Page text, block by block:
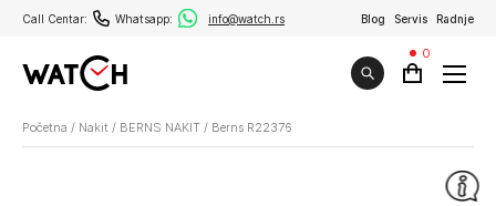
Call Centar: Whatsapp: info@watch.rs Blog Servis Radnje
0
Početna / Nakit / BERNS NAKIT / Berns R22376